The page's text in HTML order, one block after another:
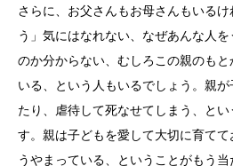
さらに、お父さんもお母さんもいる
う」気にはなれない、なぜあんな人
のか分からない、むしろこの親のも
いる、という人もいるでしょう。親
たり、虐待して死なせてしまう、と
す。親は子どもを愛して大切に育て
うやまっている、ということがもう